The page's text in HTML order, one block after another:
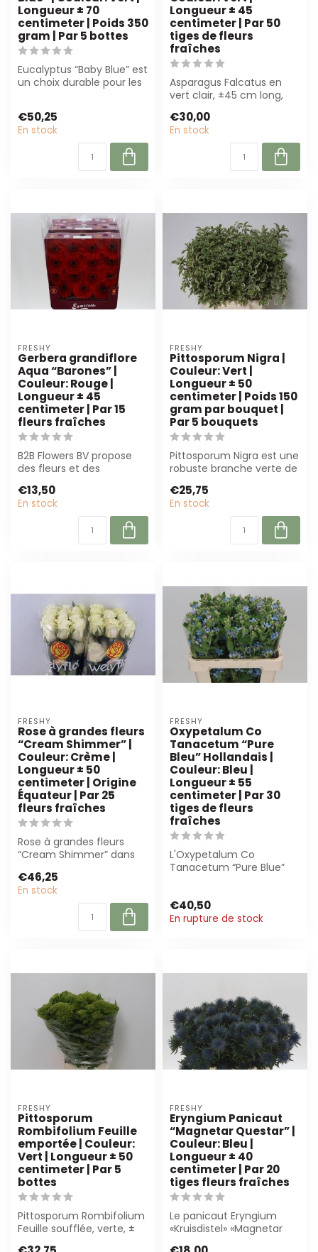
Longueur ± 70
centimeter | Poids 350
gram | Par 5 bottes
Eucalyptus “Baby Blue” est
un choix durable pour les
€50,25
En stock
Longueur ± 45
centimeter | Par 50
tiges de fleurs
fraîches
Asparagus Falcatus en
vert clair, ±45 cm long,
bouque...
€30,00
En stock
FRESHY
Gerbera grandiflore
Aqua “Barones” |
Couleur: Rouge |
Longueur ± 45
centimeter | Par 15
fleurs fraîches
B2B Flowers BV propose
des fleurs et des
qualité et durables ...
€13,50
En stock
FRESHY
Pittosporum Nigra |
Couleur: Vert |
Longueur ± 50
centimeter | Poids 150
gram par bouquet |
Par 5 bouquets
Pittosporum Nigra est une
robuste branche verte de
fleu...
€25,75
En stock
FRESHY
Rose à grandes fleurs
“Cream Shimmer” |
Couleur: Crème |
Longueur ± 50
centimeter | Origine
Équateur | Par 25
fleurs fraîches
Rose à grandes fleurs
“Cream Shimmer” dans
50 cm de long....
€46,25
En stock
FRESHY
Oxypetalum Co
Tanacetum “Pure
Bleu” Hollandais |
Couleur: Bleu |
Longueur ± 55
centimeter | Par 30
tiges de fleurs
fraîches
L'Oxypetalum Co
Tanacetum “Pure Blue”
€40,50
En rupture de stock
FRESHY
Pittosporum
Rombifolium Feuille
emportée | Couleur:
Vert | Longueur ± 50
centimeter | Par 5
bottes
Pittosporum Rombifolium
Feuille soufflée, verte, ±
FRESHY
Eryngium Panicaut
“Magnetar Questar” |
Couleur: Bleu |
Longueur ± 40
centimeter | Par 20
tiges fleurs fraîches
Le panicaut Eryngium
«Kruisdistel» «Magnetar